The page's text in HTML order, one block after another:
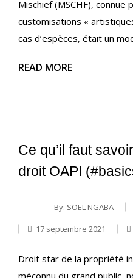
Mischief (MSCHF), connue
customisations «
cas d’espèces, était un
READ MORE
Ce qu’il faut
droit OAPI
By: SOEL NGABA
17 septembre 2021
Droit star de la propriété
méconnu du grand public,